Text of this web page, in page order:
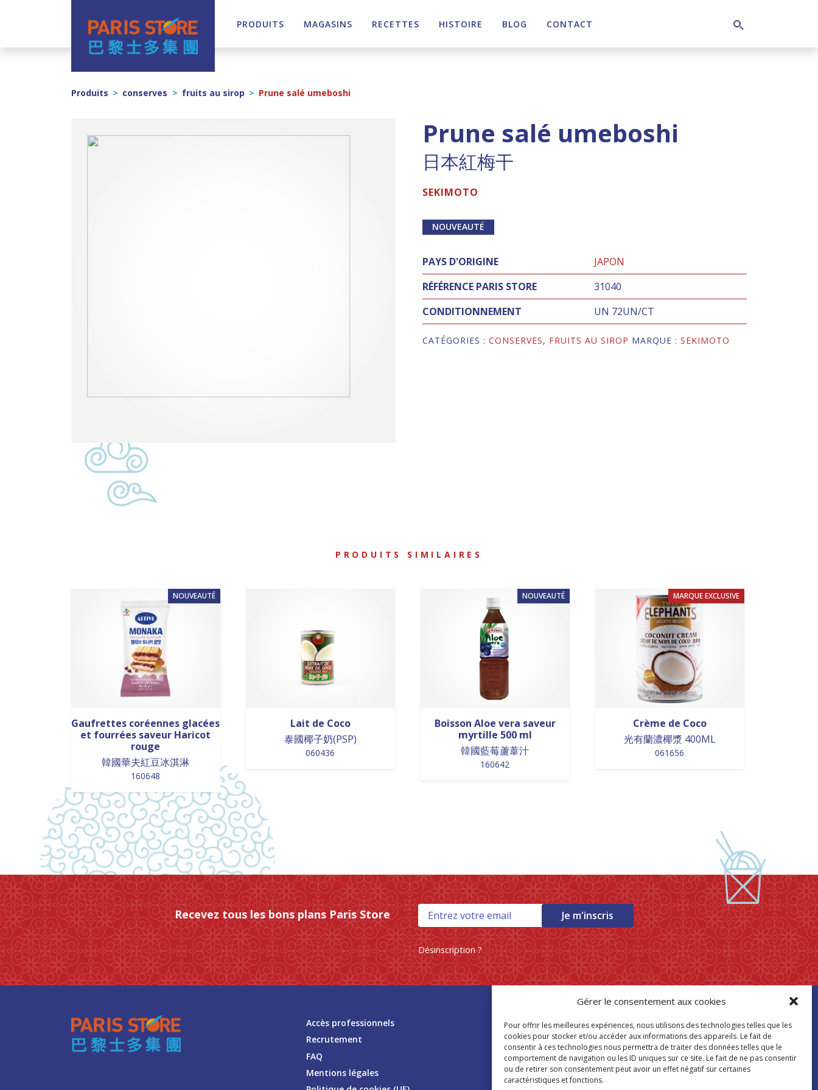
Gérer le consentement aux cookies
Pour offrir les meilleures expériences, nous utilisons des technologies telles que les
cookies pour stocker et/ou accéder aux informations des appareils. Le fait de
consentir à ces technologies nous permettra de traiter des données telles que le
comportement de navigation ou les ID uniques sur ce site. Le fait de ne pas consentir
ou de retirer son consentement peut avoir un effet négatif sur certaines
caractéristiques et fonctions.
Navigation principale PRODUITS MAGASINS RECETTES HISTOIRE BLOG CONTACT
Produits > conserves > fruits au sirop > Prune salé umeboshi
Prune salé umeboshi
日本紅梅干
SEKIMOTO
NOUVEAUTÉ
PAYS D'ORIGINE
JAPON
RÉFÉRENCE PARIS STORE
31040
CONDITIONNEMENT
UN 72UN/CT
CATÉGORIES :CONSERVES, FRUITS AU SIROP MARQUE :SEKIMOTO
PRODUITS SIMILAIRES
NOUVEAUTÉ
Gaufrettes coréennes glacées
et fourrées saveur Haricot
rouge
韓國華夫紅豆冰淇淋
160648
Lait de Coco
泰國椰子奶(PSP)
060436
NOUVEAUTÉ
Boisson Aloe vera saveur
myrtille 500 ml
韓國藍莓蘆葦汁
160642
MARQUE EXCLUSIVE
Crème de Coco
光有蘭濃椰漿 400ML
061656
Recevez tous les bons plans Paris Store Je m'inscris
Désinscription ?
Accès professionnels
Recrutement
FAQ
Mentions légales
Trouver mon
magasin Paris Store
Où nous trouver